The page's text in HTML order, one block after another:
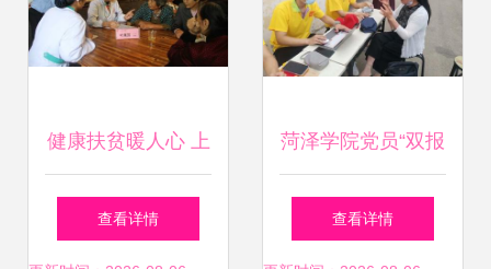
健康扶贫暖人心 上
饶五院全国扶贫日
查看详情
菏泽学院党员“双报
到” 深入社区践初
查看详情